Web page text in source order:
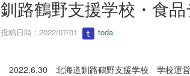
釧路鶴野支援学校・食
投稿日時 : 2022/07/01 toda
2022.6.30 北海道釧路鶴野支援学校 学校運営